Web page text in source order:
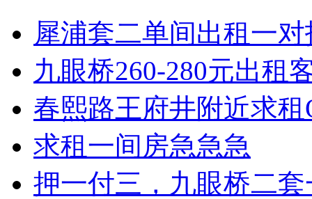
犀浦套二单间出租一
九眼桥260-280元出租
春熙路王府井附近求租
求租一间房急急急
押一付三，九眼桥二